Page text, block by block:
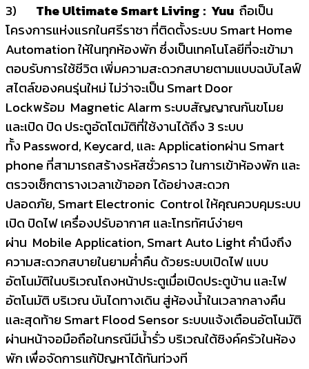
3)
The Ultimate Smart Living : Yuu ถือเป็น
โครงการแห่งแรกในศรีราชา ที่ติดตั้งระบบ Smart Home
Automation ให้ในทุกห้องพัก ซึ่งเป็นเทคโนโลยีที่จะเข้ามา
ตอบรับการใช้ชีวิต เพิ่มความสะดวกสบายตามแบบฉบับไลฟ์
สไตล์ของคนรุ่นใหม่ ไม่ว่าจะเป็น Smart Door
Lockพร้อม Magnetic Alarm ระบบสัญญาณกันขโมย
และเปิด ปิด ประตูอัตโตมัติที่ใช้งานได้ถึง 3 ระบบ
ทั้ง Password, Keycard, และ Applicationผ่าน Smart
phone ที่สามารถสร้างรหัสชั่วคราว ในการเข้าห้องพัก และ
ตรวจเช็กตารางเวลาเข้าออก ได้อย่างสะดวก
ปลอดภัย, Smart Electronic Control ให้คุณควบคุมระบบ
เปิด ปิดไฟ เครื่องปรับอากาศ และโทรทัศน์ง่ายๆ
ผ่าน Mobile Application, Smart Auto Light คำนึงถึง
ความสะดวกสบายในยามค่ำคืน ด้วยระบบเปิดไฟ แบบ
อัตโนมัติในบริเวณโถงหน้าประตูเมื่อเปิดประตูบ้าน และไฟ
อัตโนมัติ บริเวณ บันไดทางเดิน สู่ห้องน้ำในเวลากลางคืน
และสุดท้าย Smart Flood Sensor ระบบแจ้งเตือนอัตโนมัติ
ผ่านหน้าจอมือถือในกรณีมีน้ำรั่ว บริเวณใต้ซิงค์ครัวในห้อง
พัก เพื่อจัดการแก้ปัญหาได้ทันท่วงที